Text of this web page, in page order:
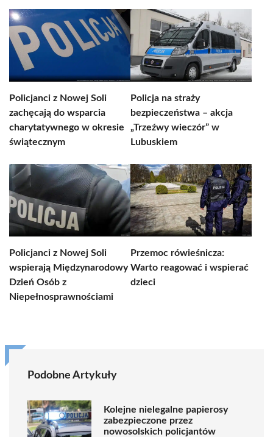
Policjanci z Nowej Soli
zachęcają do wsparcia
charytatywnego w okresie
świątecznym
Policja na straży
bezpieczeństwa – akcja
„Trzeźwy wieczór” w
Lubuskiem
Policjanci z Nowej Soli
wspierają Międzynarodowy
Dzień Osób z
Niepełnosprawnościami
Przemoc rówieśnicza:
Warto reagować i wspierać
dzieci
Podobne Artykuły
Kolejne nielegalne papierosy
zabezpieczone przez
nowosolskich policjantów